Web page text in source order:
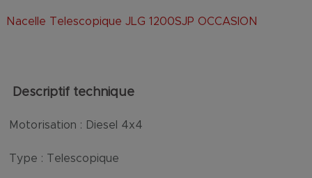
Nacelle Telescopique JLG 1200SJP OCCASION
Descriptif technique
Motorisation : Diesel 4x4
Type : Telescopique